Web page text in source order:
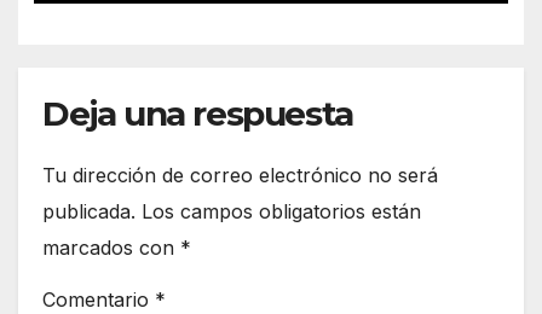
Deja una respuesta
Tu dirección de correo electrónico no será
publicada. Los campos obligatorios están
marcados con *
Comentario *